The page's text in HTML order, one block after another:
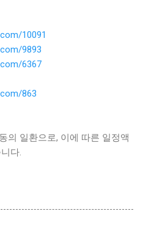
10091
9893
6367
863
의 일환으로, 이에 따른 일정액
다.